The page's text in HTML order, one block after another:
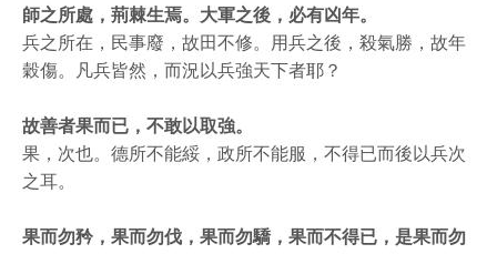
師之所處，荊棘生焉。大軍之後，必有凶年。
兵之所在，民事廢，故田不修。用兵之後，殺氣勝，故年
穀傷。凡兵皆然，而況以兵強天下者耶？
故善者果而已，不敢以取強。
果，次也。德所不能綏，政所不能服，不得已而後以兵次
之耳。
果而勿矜，果而勿伐，果而勿驕，果而不得已，是果而勿